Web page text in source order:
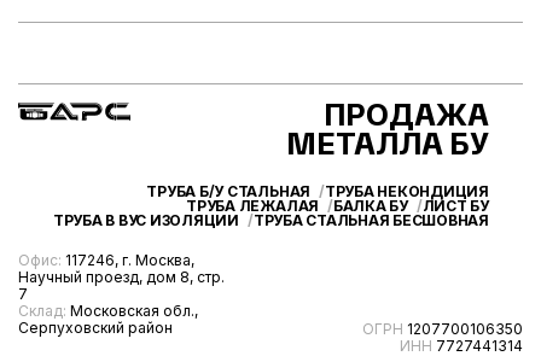
Офис: 117246, г. Москва,
Научный проезд, дом 8, стр.
7
Склад: Московская обл.,
Серпуховский район
ОГРН 1207700106350
ИНН 7727441314
ПРОДАЖА
МЕТАЛЛА БУ
ТРУБА Б/У СТАЛЬНАЯ
ТРУБА НЕКОНДИЦИЯ
ТРУБА ЛЕЖАЛАЯ
БАЛКА БУ
ЛИСТ БУ
ТРУБА В ВУС ИЗОЛЯЦИИ
ТРУБА СТАЛЬНАЯ БЕСШОВНАЯ